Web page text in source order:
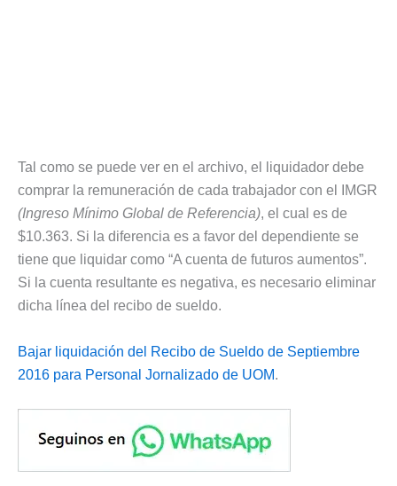
Tal como se puede ver en el archivo, el liquidador debe
comprar la remuneración de cada trabajador con el IMGR
(Ingreso Mínimo Global de Referencia), el cual es de
$10.363. Si la diferencia es a favor del dependiente se
tiene que liquidar como “A cuenta de futuros aumentos”.
Si la cuenta resultante es negativa, es necesario eliminar
dicha línea del recibo de sueldo.
Bajar liquidación del Recibo de Sueldo de Septiembre
2016 para Personal Jornalizado de UOM.